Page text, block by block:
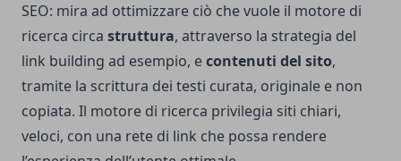
SEO: mira ad ottimizzare ciò che vuole il motore di
ricerca circa struttura, attraverso la strategia del
link building ad esempio, econtenuti del sito,
tramite la scrittura dei testi curata, originale e non
copiata. Il motore di ricerca privilegia siti chiari,
veloci, con una rete di link che possa rendere